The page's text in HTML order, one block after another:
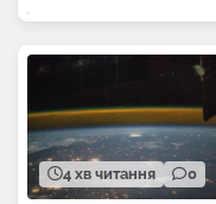
4 хв читання 0